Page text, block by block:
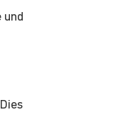
und